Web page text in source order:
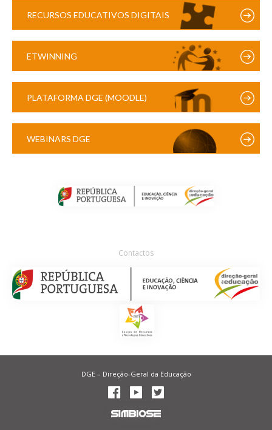
RECURSOS EDUCATIVOS DIGITAIS
ETWINNING
PLATAFORMA DGE (MOODLE)
WEBINARS DGE
Contactos
DGE – Direção-Geral da Educação